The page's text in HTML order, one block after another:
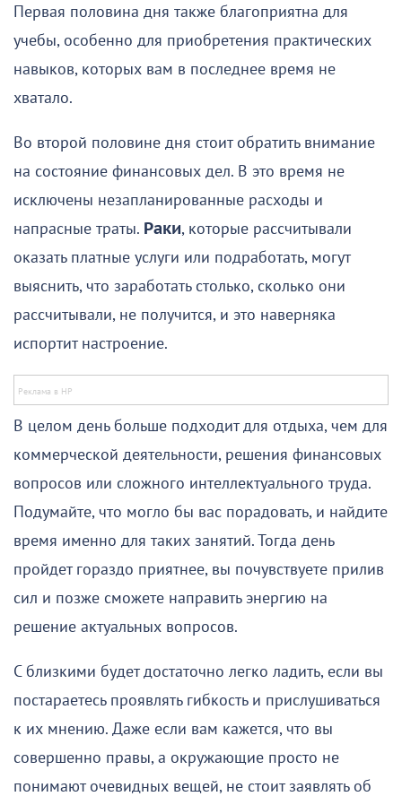
Первая половина дня также благоприятна для
учебы, особенно для приобретения практических
навыков, которых вам в последнее время не
хватало.
Во второй половине дня стоит обратить внимание
на состояние финансовых дел. В это время не
исключены незапланированные расходы и
напрасные траты. Раки, которые рассчитывали
оказать платные услуги или подработать, могут
выяснить, что заработать столько, сколько они
рассчитывали, не получится, и это наверняка
испортит настроение.
В целом день больше подходит для отдыха, чем для
коммерческой деятельности, решения финансовых
вопросов или сложного интеллектуального труда.
Подумайте, что могло бы вас порадовать, и найдите
время именно для таких занятий. Тогда день
пройдет гораздо приятнее, вы почувствуете прилив
сил и позже сможете направить энергию на
решение актуальных вопросов.
С близкими будет достаточно легко ладить, если вы
постараетесь проявлять гибкость и прислушиваться
к их мнению. Даже если вам кажется, что вы
совершенно правы, а окружающие просто не
понимают очевидных вещей, не стоит заявлять об